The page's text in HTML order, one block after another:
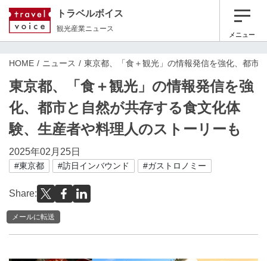
トラベルボイス
観光産業ニュース
メニュー
HOME ニュース 東京都、「食＋観光」の情報発信を強化、都市
東京都、「食＋観光」の情報発信を強
化、都市と自然が共存する食文化体
験、生産者や料理人のストーリーも
2025年02月25日
#東京都 #訪日インバウンド #ガストロノミー
Share:
メールに転送